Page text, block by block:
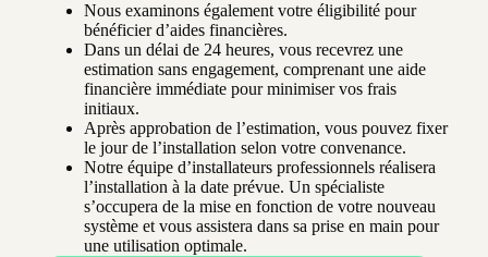
Nous examinons également votre éligibilité pour
bénéficier d’aides financières.
Dans un délai de 24 heures, vous recevrez une
estimation sans engagement, comprenant une aide
financière immédiate pour minimiser vos frais
initiaux.
Après approbation de l’estimation, vous pouvez fixer
le jour de l’installation selon votre convenance.
Notre équipe d’installateurs professionnels réalisera
l’installation à la date prévue. Un spécialiste
s’occupera de la mise en fonction de votre nouveau
système et vous assistera dans sa prise en main pour
une utilisation optimale.